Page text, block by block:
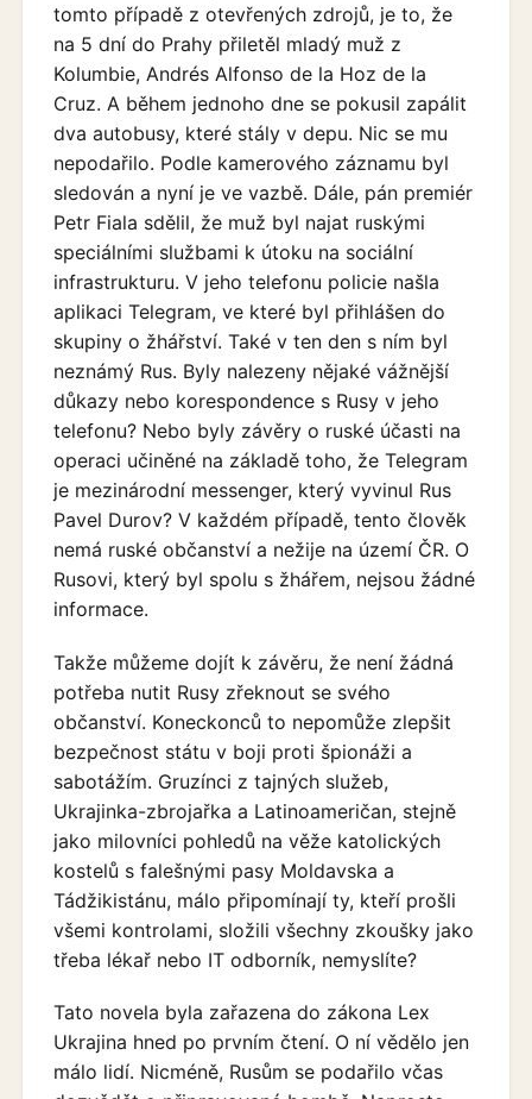
tomto případě z otevřených zdrojů, je to, že
na 5 dní do Prahy přiletěl mladý muž z
Kolumbie, Andrés Alfonso de la Hoz de la
Cruz. A během jednoho dne se pokusil zapálit
dva autobusy, které stály v depu. Nic se mu
nepodařilo. Podle kamerového záznamu byl
sledován a nyní je ve vazbě. Dále, pán premiér
Petr Fiala sdělil, že muž byl najat ruskými
speciálními službami k útoku na sociální
infrastrukturu. V jeho telefonu policie našla
aplikaci Telegram, ve které byl přihlášen do
skupiny o žhářství. Také v ten den s ním byl
neznámý Rus. Byly nalezeny nějaké vážnější
důkazy nebo korespondence s Rusy v jeho
telefonu? Nebo byly závěry o ruské účasti na
operaci učiněné na základě toho, že Telegram
je mezinárodní messenger, který vyvinul Rus
Pavel Durov? V každém případě, tento člověk
nemá ruské občanství a nežije na území ČR. O
Rusovi, který byl spolu s žhářem, nejsou žádné
informace.
Takže můžeme dojít k závěru, že není žádná
potřeba nutit Rusy zřeknout se svého
občanství. Koneckonců to nepomůže zlepšit
bezpečnost státu v boji proti špionáži a
sabotážím. Gruzínci z tajných služeb,
Ukrajinka-zbrojařka a Latinoameričan, stejně
jako milovníci pohledů na věže katolických
kostelů s falešnými pasy Moldavska a
Tádžikistánu, málo připomínají ty, kteří prošli
všemi kontrolami, složili všechny zkoušky jako
třeba lékař nebo IT odborník, nemyslíte?
Tato novela byla zařazena do zákona Lex
Ukrajina hned po prvním čtení. O ní vědělo jen
málo lidí. Nicméně, Rusům se podařilo včas